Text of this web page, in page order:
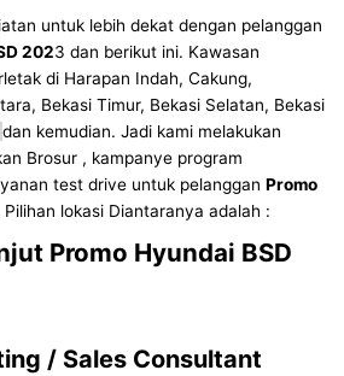
untuk lebih dekat dengan pelanggan
2023 dan berikut ini. Kawasan
di Harapan Indah, Cakung,
Bekasi Timur, Bekasi Selatan, Bekasi
dan kemudian. Jadi kami melakukan
Brosur , kampanye program
test drive untuk pelangganPromo
Pilihan lokasi Diantaranya adalah :
Promo Hyundai BSD
/ Sales Consultant